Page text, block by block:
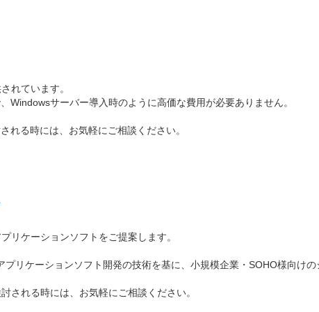
されています。
Windowsサーバー導入時のように高価な費用が必要ありません。
れる時には、お気軽にご相談ください。
リケーションソフトをご提案します。
リケーションソフト開発の技術を基に、小規模企業・SOHO様向けの
される時には、お気軽にご相談ください。